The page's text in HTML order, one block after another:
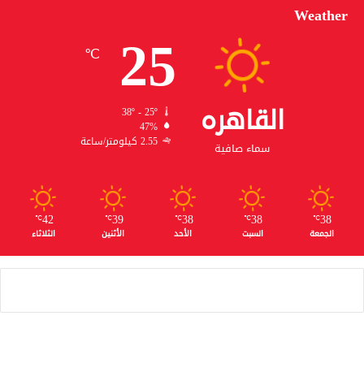
Weather
القاهره
سماء صافية
25
℃
38º - 25º
47%
2.55 كيلومتر/ساعة
38
℃
الجمعة
38
℃
السبت
38
℃
الأحد
39
℃
الأثنين
42
℃
الثلاثاء